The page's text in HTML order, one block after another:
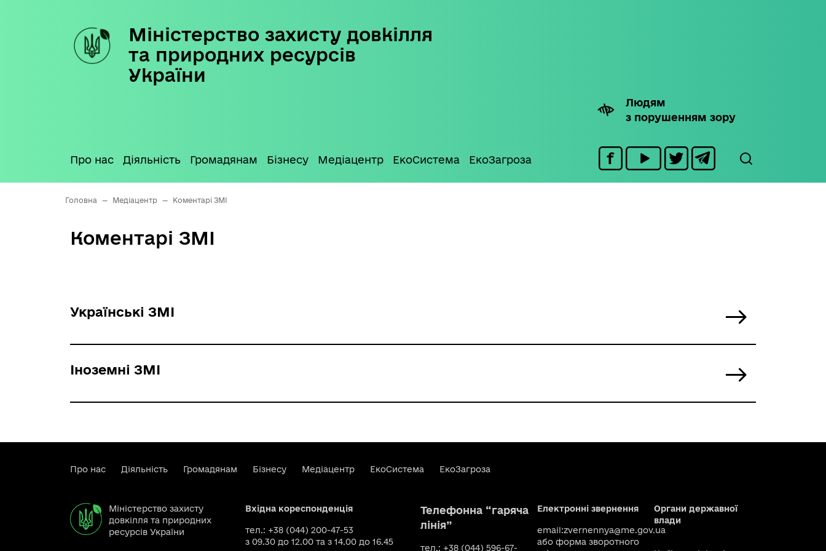
Міністерство захисту довкілля
та природних ресурсів
України
Людям
з порушенням зору
Про нас Діяльність Громадянам Бізнесу Медіацентр ЕкоСистема ЕкоЗагроза
Головна — Медіацентр — Коментарі ЗМІ
Коментарі ЗМІ
Українські ЗМІ
Іноземні ЗМІ
Про нас Діяльність Громадянам Бізнесу Медіацентр ЕкоСистема ЕкоЗагроза
Міністерство захисту
довкілля та природних
ресурсів України
Вхідна кореспонденція
тел.: +38 (044) 200-47-53
з 09.30 до 12.00 та з 14.00 до 16.45
Телефонна “гаряча
лінія”
тел.: +38 (044) 596-67-
Електронні звернення
email:zvernennya@me.gov.ua
або форма зворотного
Органи державної
влади